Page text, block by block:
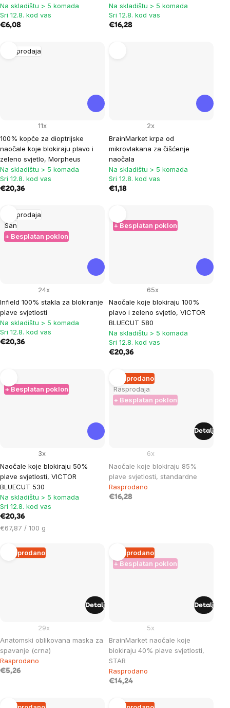
Na skladištu > 5 komada
Sri 12.8. kod vas
€6,08
Na skladištu > 5 komada
Sri 12.8. kod vas
€16,28
Rasprodaja
100% kopče za dioptrijske
naočale koje blokiraju plavo i
zeleno svjetlo, Morpheus
11x
Na skladištu > 5 komada
Sri 12.8. kod vas
€20,36
BrainMarket krpa od
mikrovlakana za čišćenje
naočala
2x
Na skladištu > 5 komada
Sri 12.8. kod vas
€1,18
Rasprodaja
San
+ Besplatan poklon
Infield 100% stakla za blokiranje
plave svjetlosti
24x
Na skladištu > 5 komada
Sri 12.8. kod vas
€20,36
+ Besplatan poklon
Naočale koje blokiraju 100%
plavo i zeleno svjetlo, VICTOR
BLUECUT 580
65x
Na skladištu > 5 komada
Sri 12.8. kod vas
€20,36
+ Besplatan poklon
Naočale koje blokiraju 50%
plave svjetlosti, VICTOR
BLUECUT 530
3x
Na skladištu > 5 komada
Sri 12.8. kod vas
€20,36
Cijena
€67,87 / 100 g
Rasprodaja
+ Besplatan poklon
Rasprodano
Naočale koje blokiraju 85%
plave svjetlosti, standardne
6x
Rasprodano
€16,28
Detalj
Rasprodano
Anatomski oblikovana maska ​​za
spavanje (crna)
29x
Rasprodano
€5,26
Detalj
+ Besplatan poklon
Rasprodano
BrainMarket naočale koje
blokiraju 40% plave svjetlosti,
STAR
5x
Rasprodano
€14,24
Detalj